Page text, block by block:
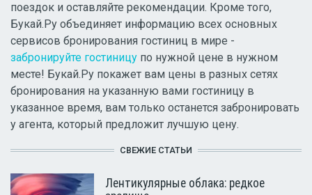
поездок и оставляйте рекомендации. Кроме того,
Букай.Ру объединяет информацию всех основных
сервисов бронирования гостиниц в мире -
забронируйте гостиницу по нужной цене в нужном
месте! Букай.Ру покажет вам цены в разных сетях
бронирования на указанную вами гостиницу в
указанное время, вам только останется забронировать
у агента, который предложит лучшую цену.
СВЕЖИЕ СТАТЬИ
Лентикулярные облака: редкое